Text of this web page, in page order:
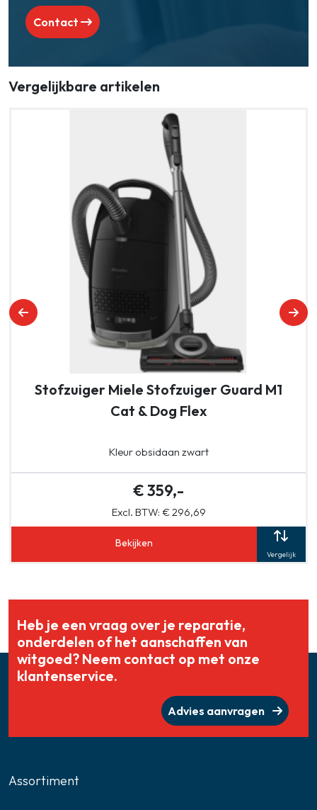
Contact
Vergelijkbare artikelen
Stofzuiger Miele Stofzuiger Guard M1
Cat & Dog Flex
Kleur obsidaan zwart
€ 359,-
Excl. BTW: € 296,69
Bekijken
Vergelijk
Heb je een vraag over je reparatie,
onderdelen of het aanschaffen van
witgoed? Neem contact op met onze
klantenservice.
Advies aanvragen
Assortiment